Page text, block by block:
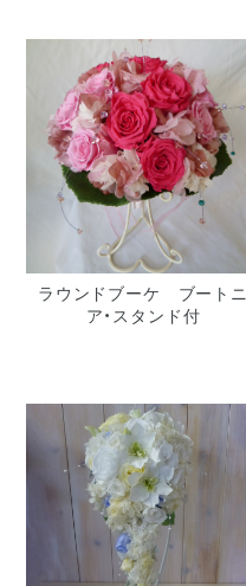
ラウンドブーケ ブートニ
ア・スタンド付